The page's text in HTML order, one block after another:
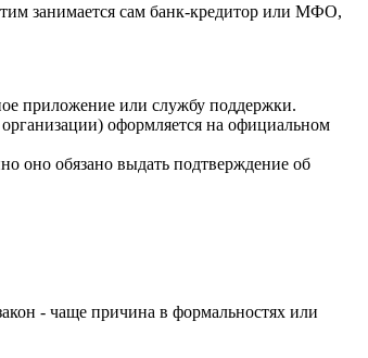
занимается сам банк-кредитор или МФО,
приложение или службу поддержки.
оформляется на официальном
оно обязано выдать подтверждение об
- чаще причина в формальностях или